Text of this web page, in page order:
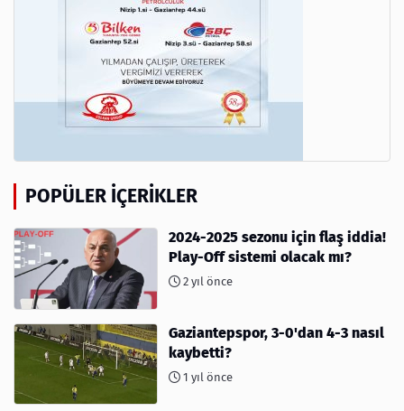
POPÜLER İÇERIKLER
2024-2025 sezonu için flaş iddia!
Play-Off sistemi olacak mı?
2 yıl önce
Gaziantepspor, 3-0'dan 4-3 nasıl
kaybetti?
1 yıl önce